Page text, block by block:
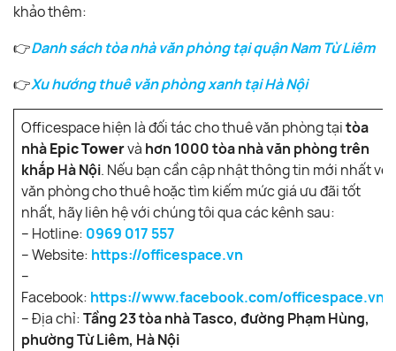
khảo thêm:
👉Danh sách tòa nhà văn phòng tại quận Nam Từ Liêm
👉Xu hướng thuê văn phòng xanh tại Hà Nội
Officespace hiện là đối tác cho thuê văn phòng tạitòa
nhàEpic Towervà hơn 1000 tòa nhà văn phòng trên
khắp Hà Nội. Nếu bạn cần cập nhật thông tin mới nhất về
văn phòng cho thuê hoặc tìm kiếm mức giá ưu đãi tốt
nhất, hãy liên hệ với chúng tôi qua các kênh sau:
– Hotline: 0969 017 557
– Website: https://officespace.vn
–
Facebook: https://www.facebook.com/officespace.vn/
– Địa chỉ:Tầng 23 tòa nhà Tasco, đường Phạm Hùng,
phường Từ Liêm, Hà Nội